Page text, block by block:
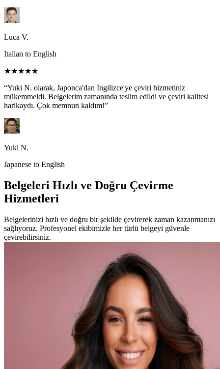
Luca V.
Italian to English
★★★★★
“Yuki N. olarak, Japonca'dan İngilizce'ye çeviri hizmetiniz
mükemmeldi. Belgelerim zamanında teslim edildi ve çeviri kalitesi
harikaydı. Çok memnun kaldım!”
Yuki N.
Japanese to English
Belgeleri Hızlı ve Doğru Çevirme
Hizmetleri
Belgelerinizi hızlı ve doğru bir şekilde çevirerek zaman kazanmanızı
sağlıyoruz. Profesyonel ekibimizle her türlü belgeyi güvenle
çevirebilirsiniz.